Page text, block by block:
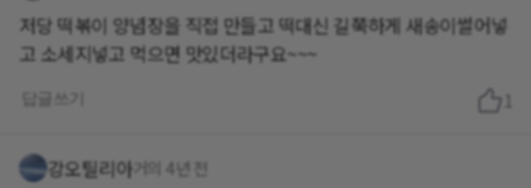
저당 떡볶이 양념장을 직접 만들고 떡대신 길쭉하게 새송이썰어넣
고 소세지넣고 먹으면 맛있더라구요~~~
답글쓰기 1
강오틸리아 거의 4년 전